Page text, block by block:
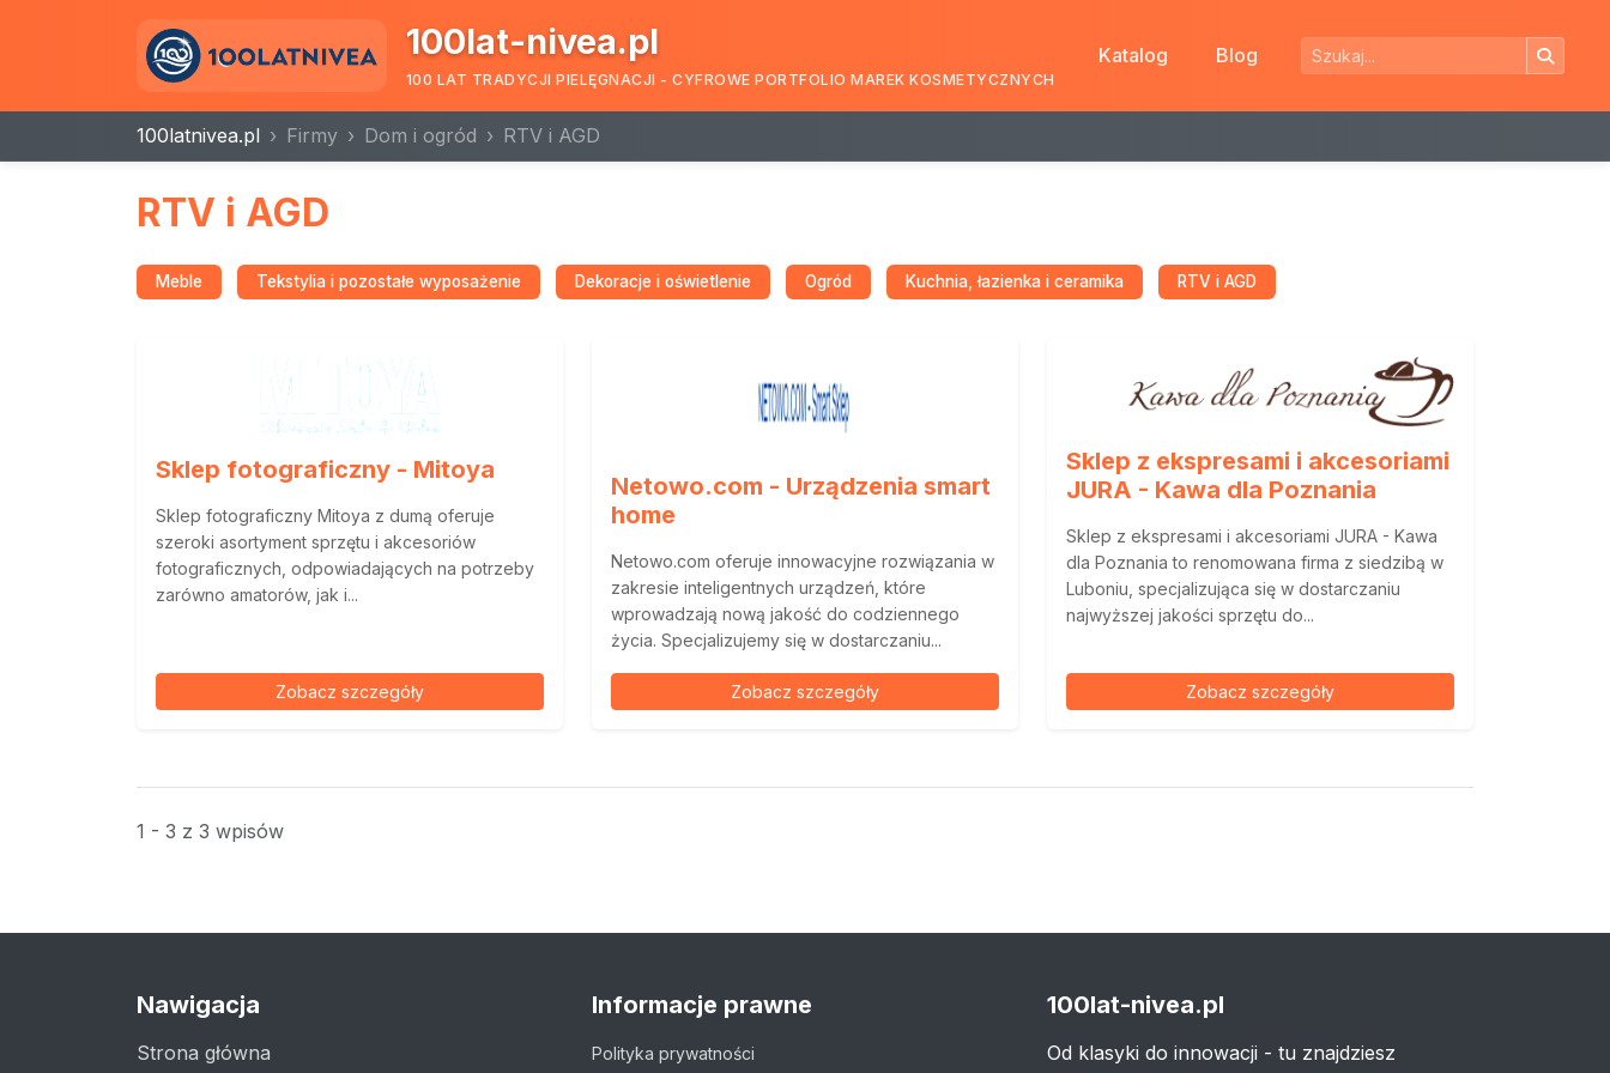
100lat-nivea.pl
100 LAT TRADYCJI PIELĘGNACJI - CYFROWE PORTFOLIO MAREK KOSMETYCZNYCH
Katalog Blog
100latnivea.pl Firmy Dom i ogród RTV i AGD
RTV i AGD
Meble Tekstylia i pozostałe wyposażenie Dekoracje i oświetlenie Ogród Kuchnia, łazienka i ceramika RTV i AGD
Sklep fotograficzny - Mitoya
Sklep fotograficzny Mitoya z dumą oferuje
szeroki asortyment sprzętu i akcesoriów
fotograficznych, odpowiadających na potrzeby
zarówno amatorów, jak i...
Zobacz szczegóły
Netowo.com - Urządzenia smart
home
Netowo.com oferuje innowacyjne rozwiązania w
zakresie inteligentnych urządzeń, które
wprowadzają nową jakość do codziennego
życia. Specjalizujemy się w dostarczaniu...
Zobacz szczegóły
Sklep z ekspresami i akcesoriami
JURA - Kawa dla Poznania
Sklep z ekspresami i akcesoriami JURA - Kawa
dla Poznania to renomowana firma z siedzibą w
Luboniu, specjalizująca się w dostarczaniu
najwyższej jakości sprzętu do...
Zobacz szczegóły
1 - 3 z 3 wpisów
Nawigacja
Strona główna
Informacje prawne
Polityka prywatności
100lat-nivea.pl
Od klasyki do innowacji - tu znajdziesz